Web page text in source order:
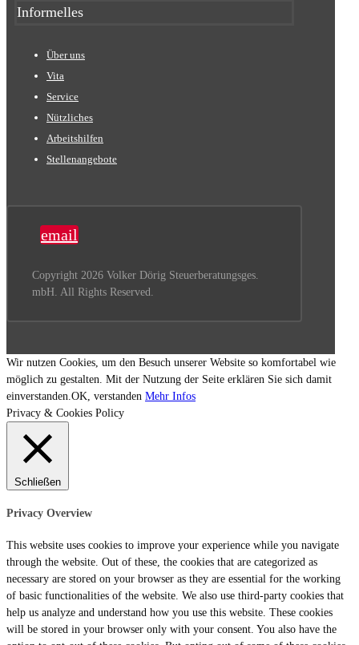
Informelles
Über uns
Vita
Service
Nützliches
Arbeitshilfen
Stellenangebote
email
Copyright 2026 Volker Dörig Steuerberatungsges.
mbH. All Rights Reserved.
Wir nutzen Cookies, um den Besuch unserer Website so komfortabel wie
möglich zu gestalten. Mit der Nutzung der Seite erklären Sie sich damit
einverstanden. OK, verstanden Mehr Infos
Privacy & Cookies Policy
Schließen
Privacy Overview
This website uses cookies to improve your experience while you navigate
through the website. Out of these, the cookies that are categorized as
necessary are stored on your browser as they are essential for the working
of basic functionalities of the website. We also use third-party cookies that
help us analyze and understand how you use this website. These cookies
will be stored in your browser only with your consent. You also have the